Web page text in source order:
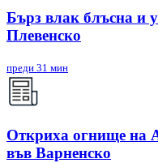
Бърз влак блъсна и
Плевенско
преди 31 мин
Откриха огнище на
във Варненско